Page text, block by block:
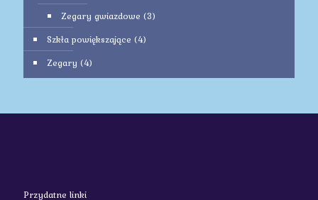
Zegary gwiazdowe (3)
Szkła powiększające (4)
Zegary (4)
Przydatne linki